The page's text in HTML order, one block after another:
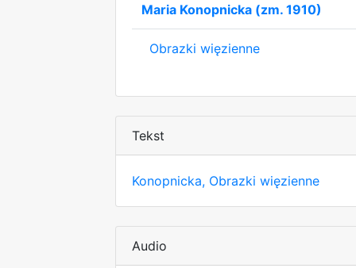
Maria Konopnicka (zm. 1910)
Obrazki więzienne
Tekst
Konopnicka, Obrazki więzienne
Audio